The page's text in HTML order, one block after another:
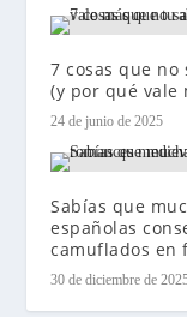
7 cosas que
(y por qué vale
24 de junio de 2025
Sabías que
españolas
camuflados en
30 de diciembre de